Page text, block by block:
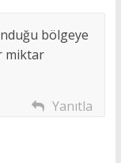
bölgeye
miktar
Yanıtla